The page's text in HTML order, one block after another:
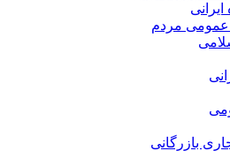
عمومی مردم
بازرگانی